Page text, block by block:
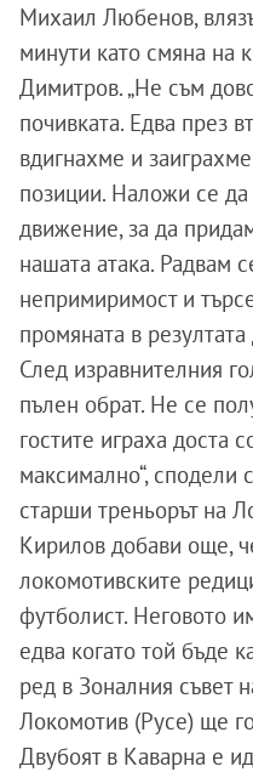
Михаил Любенов,
минути като смяна на
Димитров. „Не съм
почивката. Едва през
вдигнахме и
позиции. Наложи се да
движение, за да
нашата атака. Радвам
непримиримост и
промяната в
След изравнителния
пълен обрат. Не се
гостите играха доста
максимално“, сподели
старши треньорът на
Кирилов добави още,
локомотивските
футболист. Неговото
едва когато той бъде
ред в Зоналния съвет
Локомотив (Русе) ще
Двубоят в Каварна е